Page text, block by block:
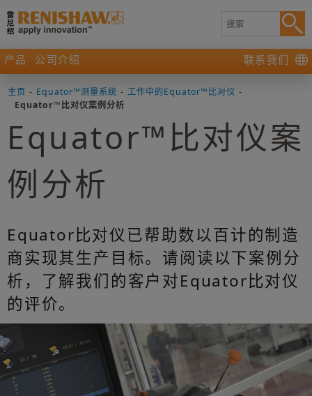
产品 公司介绍 联系我们
主页 - Equator™测量系统 - 工作中的Equator™比对仪 -
Equator™比对仪案例分析
Equator™比对仪案
例分析
Equator比对仪已帮助数以百计的制造
商实现其生产目标。请阅读以下案例分
析，了解我们的客户对Equator比对仪
的评价。